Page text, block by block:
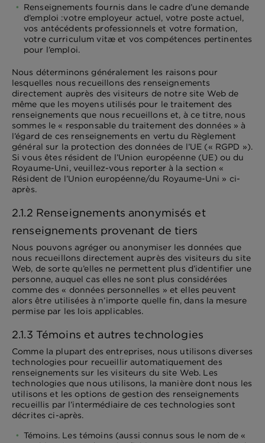
Renseignements fournis dans le cadre d’une demande
d’emploi :votre employeur actuel, votre poste actuel,
vos antécédents professionnels et votre formation,
votre curriculum vitæ et vos compétences pertinentes
pour l’emploi.
Nous déterminons généralement les raisons pour
lesquelles nous recueillons des renseignements
directement auprès des visiteurs de notre site Web de
même que les moyens utilisés pour le traitement des
renseignements que nous recueillons et, à ce titre, nous
sommes le « responsable du traitement des données » à
l’égard de ces renseignements en vertu du Règlement
général sur la protection des données de l’UE (« RGPD »).
Si vous êtes résident de l’Union européenne (UE) ou du
Royaume-Uni, veuillez-vous reporter à la section «
Résident de l’Union européenne/du Royaume-Uni » ci-
après.
2.1.2 Renseignements anonymisés et
renseignements provenant de tiers
Nous pouvons agréger ou anonymiser les données que
nous recueillons directement auprès des visiteurs du site
Web, de sorte qu’elles ne permettent plus d’identifier une
personne, auquel cas elles ne sont plus considérées
comme des « données personnelles » et elles peuvent
alors être utilisées à n’importe quelle fin, dans la mesure
permise par les lois applicables.
2.1.3 Témoins et autres technologies
Comme la plupart des entreprises, nous utilisons diverses
technologies pour recueillir automatiquement des
renseignements sur les visiteurs du site Web. Les
technologies que nous utilisons, la manière dont nous les
utilisons et les options de gestion des renseignements
recueillis par l’intermédiaire de ces technologies sont
décrites ci-après.
Témoins. Les témoins (aussi connus sous le nom de «